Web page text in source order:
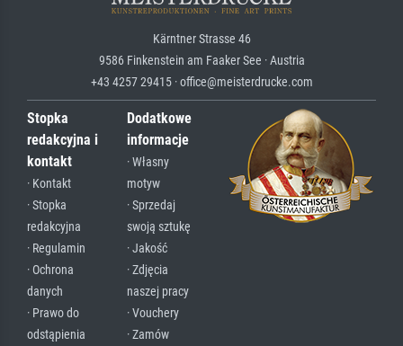
Kärntner Strasse 46
9586 Finkenstein am Faaker See · Austria
+43 4257 29415 · office@meisterdrucke.com
Stopka
redakcyjna i
kontakt
· Kontakt
· Stopka
redakcyjna
· Regulamin
· Ochrona
danych
· Prawo do
odstąpienia
Dodatkowe
informacje
· Własny
motyw
· Sprzedaj
swoją sztukę
· Jakość
· Zdjęcia
naszej pracy
· Vouchery
· Zamów